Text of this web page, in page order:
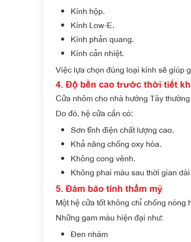
Kính hộp.
Kính Low-E.
Kính phản quang.
Kính cản nhiệt.
Việc lựa chọn đúng loại kính sẽ giúp
4. Độ bền cao trước thời tiết
Cửa nhôm cho nhà hướng Tây
Do đó, hệ cửa cần có:
Sơn tĩnh điện chất lượng cao.
Khả năng chống oxy hóa.
Không cong vênh.
Không phai màu sau thời gian
5. Đảm bảo tính thẩm mỹ
Một hệ cửa tốt không chỉ chống
Những gam màu hiện đại như:
Đen nhám